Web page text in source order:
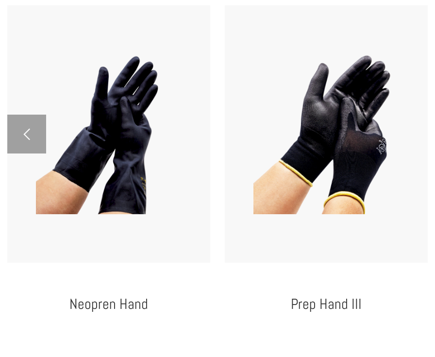
Neopren Hand Prep Hand III